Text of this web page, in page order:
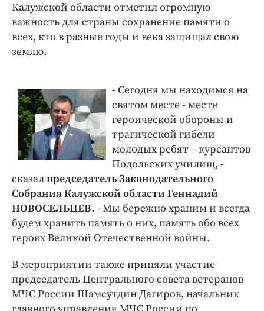
Работодатель года
Калужской области отметил огромную
важность для страны сохранение памяти о
всех, кто в разные годы и века защищал свою
землю.
- Сегодня мы находимся на
святом месте - месте
героической обороны и
трагической гибели
молодых ребят – курсантов
Подольских училищ, -
сказалпредседатель Законодательного
Собрания Калужской области Геннадий
НОВОСЕЛЬЦЕВ. - Мы бережно храним и всегда
будем хранить память о них, память обо всех
героях Великой Отечественной войны.
В мероприятии также приняли участие
председатель Центрального совета ветеранов
МЧС России Шамсутдин Дагиров, начальник